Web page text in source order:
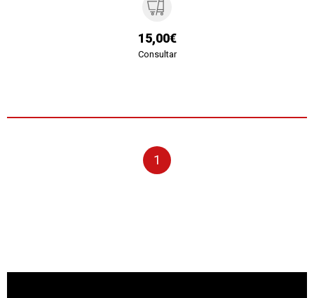
15,00€
Consultar
1